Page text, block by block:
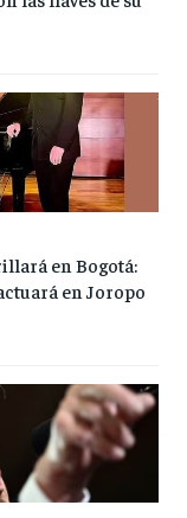
en Bogotá:
en Joropo